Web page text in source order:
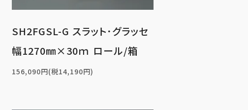
SH2FGSL-G スラット･グラッセ
幅1270㎜×30ｍ ロール/箱
156,090円(税14,190円)